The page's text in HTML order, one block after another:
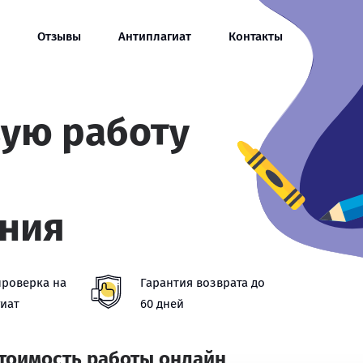
Отзывы Антиплагиат Контакты
работу
на
Гарантия возврата до
60 дней